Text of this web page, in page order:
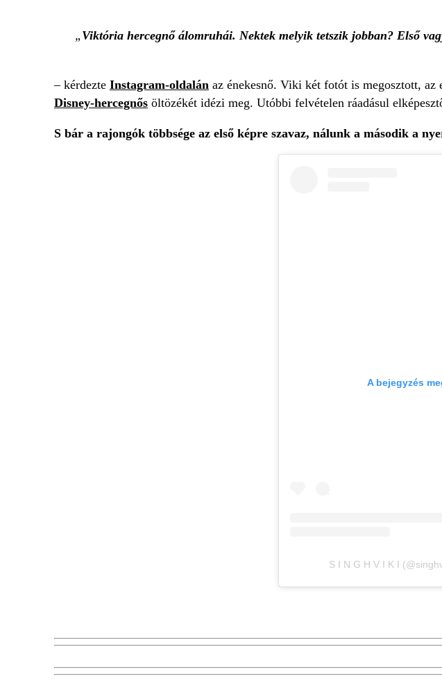
Viktória hercegnő álomruhái. Nektek melyik tetszik jobban? Első
– kérdezte Instagram-oldalán az énekesnő. Viki két fotót is megosztott, az
Disney-hercegnős öltözékét idézi meg. Utóbbi felvételen ráadásul
S bár a rajongók többsége az első képre szavaz, nálunk a második a
A bejegyzés
S I N G H V I K I